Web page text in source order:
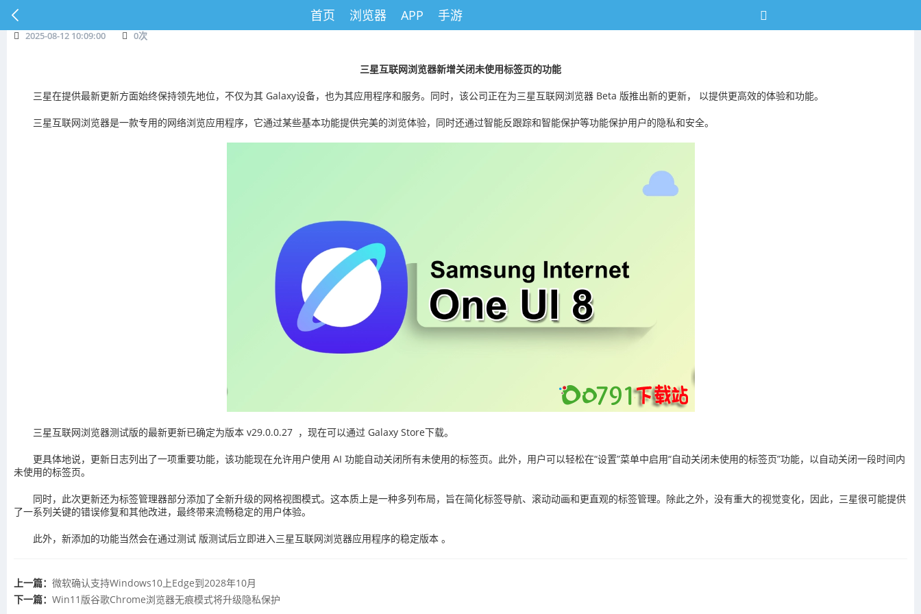
首页 浏览器 APP 手游
2025-08-12 10:09:00 0次
三星互联网浏览器新增关闭未使用标签页的功能
三星在提供最新更新方面始终保持领先地位，不仅为其 Galaxy设备，也为其应用程序和服务。同时，该公司正在为三星互联网浏览器 Beta 版推出新的更新， 以提供更高效的体验和功能。
三星互联网浏览器是一款专用的网络浏览应用程序，它通过某些基本功能提供完美的浏览体验，同时还通过智能反跟踪和智能保护等功能保护用户的隐私和安全。
三星互联网浏览器测试版的最新更新已确定为版本 v29.0.0.27 ，现在可以通过 Galaxy Store下载。
更具体地说，更新日志列出了一项重要功能，该功能现在允许用户使用 AI 功能自动关闭所有未使用的标签页。此外，用户可以轻松在“设置”菜单中启用“自动关闭未使用的标签页”功能，以自动关闭一段时间内
未使用的标签页。
同时，此次更新还为标签管理器部分添加了全新升级的网格视图模式。这本质上是一种多列布局，旨在简化标签导航、滚动动画和更直观的标签管理。除此之外，没有重大的视觉变化，因此，三星很可能提供
了一系列关键的错误修复和其他改进，最终带来流畅稳定的用户体验。
此外，新添加的功能当然会在通过测试 版测试后立即进入三星互联网浏览器应用程序的稳定版本 。
上一篇： 微软确认支持Windows10上Edge到2028年10月
下一篇： Win11版谷歌Chrome浏览器无痕模式将升级隐私保护